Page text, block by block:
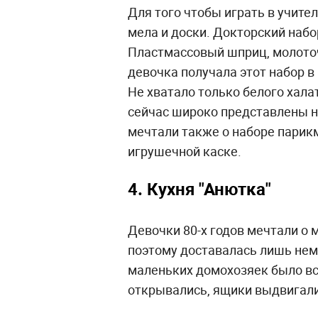
Для того чтобы играть в
мела и доски. Докторский
Пластмассовый шприц,
девочка получала этот набор
Не хватало только белого
сейчас широко представлены
мечтали также о наборе
игрушечной каске.
4. Кухня "Анютка"
Девочки 80-х годов мечтали о
поэтому доставалась лишь
маленьких домохозяек было
открывались, ящики